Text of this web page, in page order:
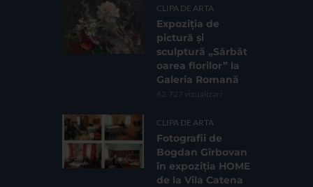
CLIPA DE ARTA
Expoziția de
pictură și
sculptură „Sărbăt
oarea florilor” la
Galeria Romană
62.727 vizualizari
CLIPA DE ARTA
Fotografii de
Bogdan Gîrbovan
în expoziția HOME
de la Vila Catena